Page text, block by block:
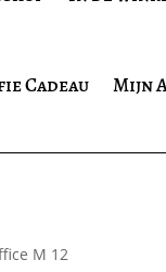
Cadeau Mijn
M 12